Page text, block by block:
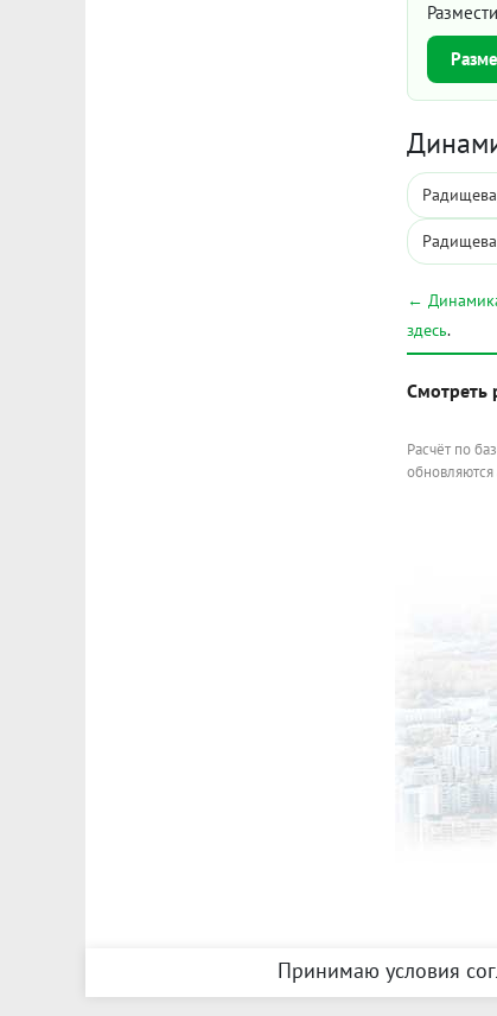
←
здесь.
Смотреть
Расчёт по
обновляются
Принимаю условия